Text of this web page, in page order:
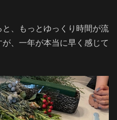
、もっとゆっくり時間が流
、一年が本当に早く感じて